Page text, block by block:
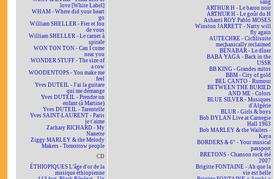
love [White Label]
WHAM - Where did your heart
go
William SHELLER - Fier et fou
de vous
William SHELLER - Le carnet à
spirale
WON TON TON - Can I come
near you
WONDER STUFF - The size of
a cow
WOODENTOPS - You make me
feel
Yves DUTEIL - J'ai la guitare
qui me démange
Yves DUTEIL - Prendre un
enfant (à Martine)
Yves DUTEIL - Tarentelle
Yves SAINT-LAURENT - Paris
je t'aime
Zachary RICHARD - My
Nanette
Ziggy MARLEY & the Melody
Makers - Tomorrow people
CD
ÉTHIOPIQUES L'âge d'or de la
musique éthiopienne
sang
ARTHUR H - Le baron noir
ARTHUR H - Le goût du H
Ashanti ROY Pablo MOSES
Winston JARRETT - Natty will
fly again
AUTECHRE - Cichlisuite
mechanically reclaimed
BÉNABAR - Le dîner
BABA YAGA - Back in the
USSR
BB KING - Grandes mitos
BBM - City of gold
BEL CANTO - Rumour
BETWEEN THE BURIED
AND ME - Colors
BLUE SILVER - Musiques
d'Algérie
BLUR - Girls & boys
Bob DYLAN Live at Carnegie
Hall 1963
Bob MARLEY & the Wailers -
Kaya
BORDERS & 6° - Your musical
passport
BRETONS - Chanson rock été
2007
Brigitte FONTAINE - Ah que la
vie est belle